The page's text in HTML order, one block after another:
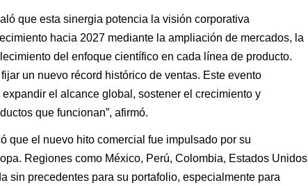
que esta sinergia potencia la visión corporativa
hacia 2027 mediante la ampliación de mercados, la
del enfoque científico en cada línea de producto.
un nuevo récord histórico de ventas. Este evento
el alcance global, sostener el crecimiento y
que funcionan”, afirmó.
que el nuevo hito comercial fue impulsado por su
Regiones como México, Perú, Colombia, Estados Unidos
sin precedentes para su portafolio, especialmente para